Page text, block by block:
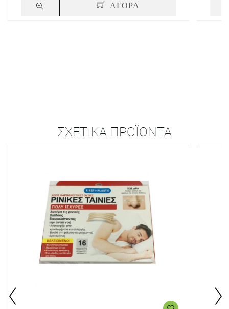
ΑΓΟΡΑ
ΣΧΕΤΙΚΆ ΠΡΟΪΌΝΤΑ